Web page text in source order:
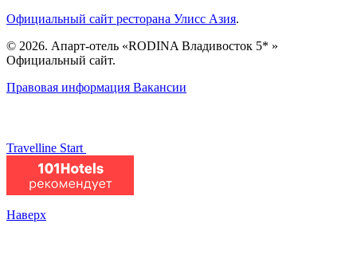
Официальный сайт ресторана Улисс Азия.
© 2026. Апарт-отель «RODINA Владивосток 5* »
Официальный сайт.
Правовая информация Вакансии
Travelline Start
Наверх